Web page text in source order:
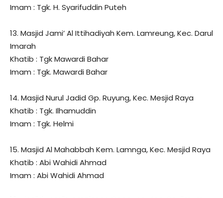
Imam : Tgk. H. Syarifuddin Puteh
13. Masjid Jami’ Al Ittihadiyah Kem. Lamreung, Kec. Darul
Imarah
Khatib : Tgk Mawardi Bahar
Imam : Tgk. Mawardi Bahar
14. Masjid Nurul Jadid Gp. Ruyung, Kec. Mesjid Raya
Khatib : Tgk. Ilhamuddin
Imam : Tgk. Helmi
15. Masjid Al Mahabbah Kem. Lamnga, Kec. Mesjid Raya
Khatib : Abi Wahidi Ahmad
Imam : Abi Wahidi Ahmad